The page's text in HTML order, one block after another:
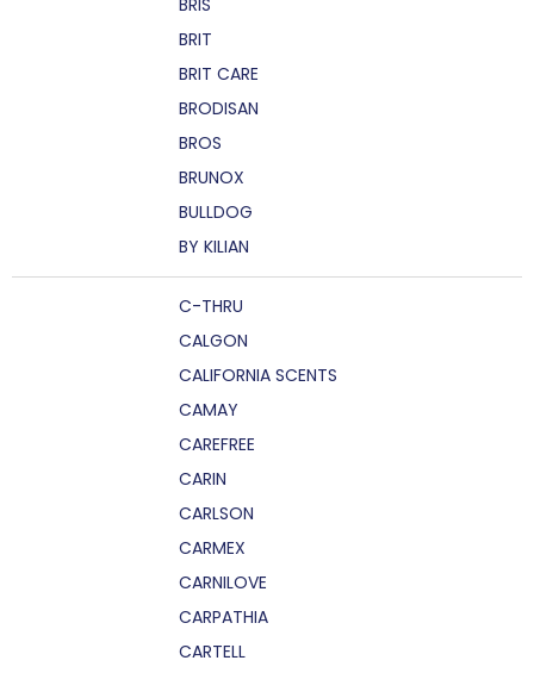
BRIS
BRIT
BRIT CARE
BRODISAN
BROS
BRUNOX
BULLDOG
BY KILIAN
C-THRU
CALGON
CALIFORNIA SCENTS
CAMAY
CAREFREE
CARIN
CARLSON
CARMEX
CARNILOVE
CARPATHIA
CARTELL